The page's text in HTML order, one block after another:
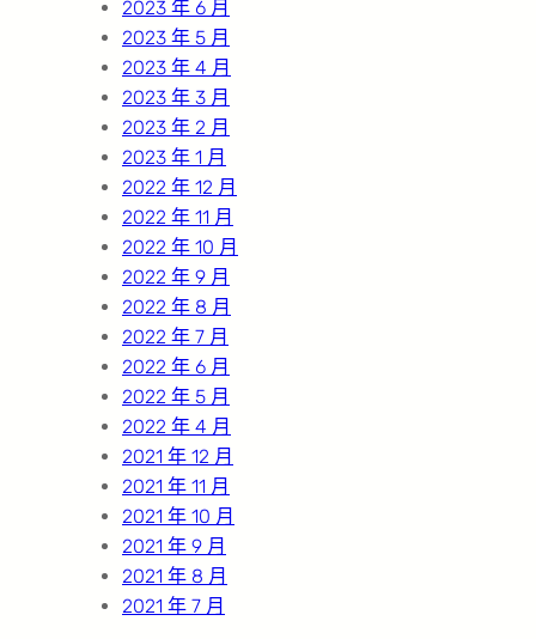
2023 年 6 月
2023 年 5 月
2023 年 4 月
2023 年 3 月
2023 年 2 月
2023 年 1 月
2022 年 12 月
2022 年 11 月
2022 年 10 月
2022 年 9 月
2022 年 8 月
2022 年 7 月
2022 年 6 月
2022 年 5 月
2022 年 4 月
2021 年 12 月
2021 年 11 月
2021 年 10 月
2021 年 9 月
2021 年 8 月
2021 年 7 月